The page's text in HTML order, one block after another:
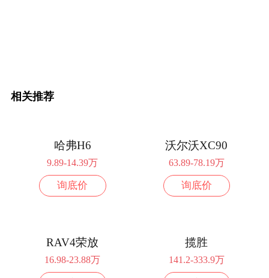
相关推荐
哈弗H6
9.89-14.39万
询底价
沃尔沃XC90
63.89-78.19万
询底价
RAV4荣放
16.98-23.88万
揽胜
141.2-333.9万